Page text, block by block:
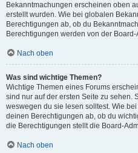
Bekanntmachungen erscheinen oben
erstellt wurden. Wie bei globalen
Berechtigungen ab, ob du
Berechtigungen werden von der
Nach oben
Was sind wichtige Themen?
Wichtige Themen eines Forums
sind nur auf der ersten Seite zu sehen.
weswegen du sie lesen solltest. Wie
deinen Berechtigungen ab, ob du
die Berechtigungen stellt die Board-
Nach oben